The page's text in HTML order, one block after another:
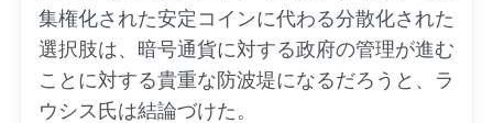
集権化された安定コインに代わる分散化された
選択肢は、暗号通貨に対する政府の管理が進む
ことに対する貴重な防波堤になるだろうと、ラ
ウシス氏は結論づけた。